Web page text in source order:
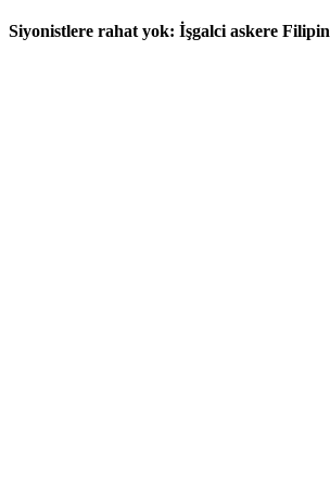
Siyonistlere rahat yok: İşgalci askere